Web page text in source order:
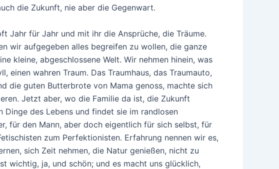
die Zukunft, nie aber die Gegenwart.
Jahr für Jahr und mit ihr die Ansprüche, die Träume.
wir aufgegeben alles begreifen zu wollen, die ganze
kleine, abgeschlossene Welt. Wir nehmen hinein, was
einen wahren Traum. Das Traumhaus, das Traumauto,
die guten Butterbrote von Mama genoss, machte sich
Jetzt aber, wo die Familie da ist, die Zukunft
des Lebens und findet sie im randlosen
für den Mann, aber doch eigentlich für sich selbst, für
zum Perfektionisten. Erfahrung nennen wir es,
sich Zeit nehmen, die Natur genießen, nicht zu
wichtig, ja, und schön; und es macht uns glücklich,